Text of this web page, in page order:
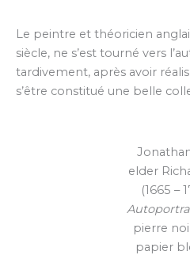
Le peintre et théoricien
siècle, ne s’est tourné vers
tardivement, après avoir
s’être constitué une belle
elder
(1665 –
pierre
papier